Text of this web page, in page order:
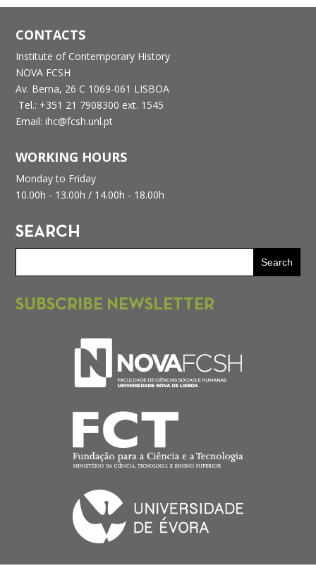
CONTACTS
Institute of Contemporary History
NOVA FCSH
Av. Berna, 26 C 1069-061 LISBOA
Tel.: +351 21 7908300 ext. 1545
Email: ihc@fcsh.unl.pt
WORKING HOURS
Monday to Friday
10.00h - 13.00h / 14.00h - 18.00h
SEARCH
SUBSCRIBE NEWSLETTER